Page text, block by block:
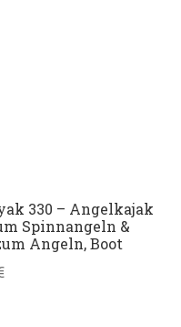
330 – Angelkajak
Spinnangeln &
Angeln, Boot